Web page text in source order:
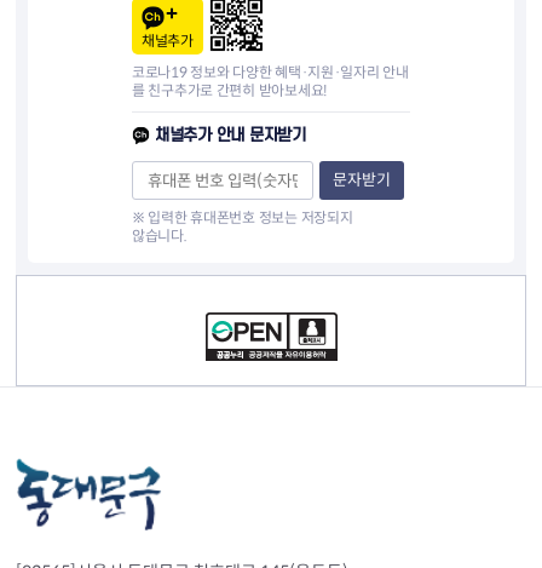
채널추가
코로나19 정보와 다양한 혜택·지원·일자리 안내
를 친구추가로 간편히 받아보세요!
채널추가 안내 문자받기
문자받기
※ 입력한 휴대폰번호 정보는 저장되지
않습니다.